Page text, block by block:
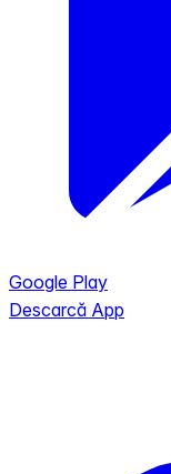
Google Play
Descarcă App